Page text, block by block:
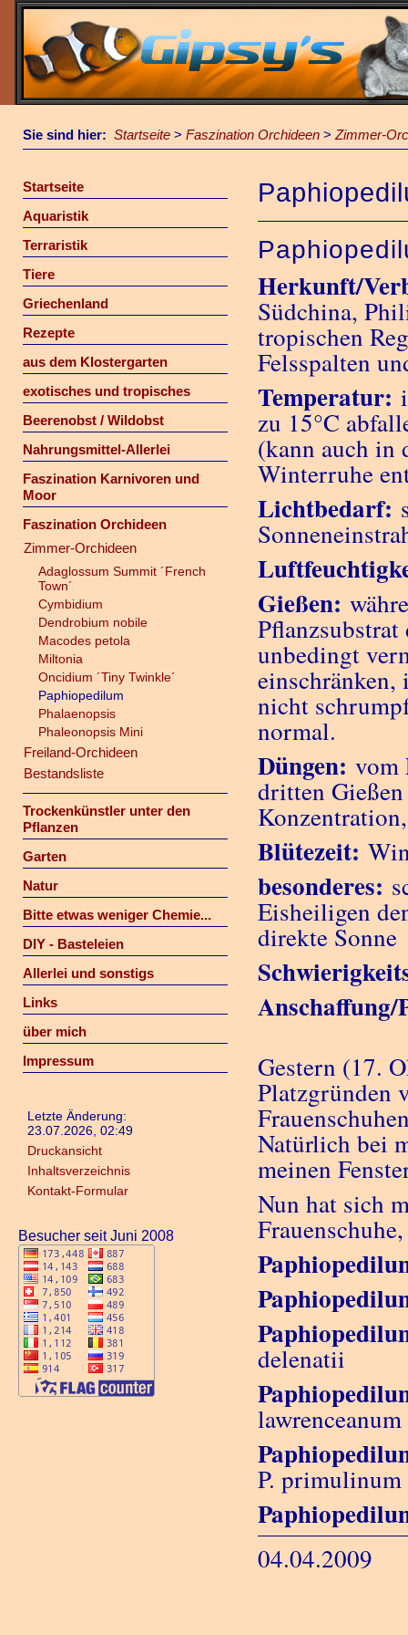
Sie sind hier: Startseite > Faszination Orchideen > Zimmer-
Startseite
Aquaristik
Terraristik
Tiere
Griechenland
Rezepte
aus dem Klostergarten
exotisches und tropisches
Beerenobst / Wildobst
Nahrungsmittel-Allerlei
Faszination Karnivoren und
Moor
Faszination Orchideen
Zimmer-Orchideen
Adaglossum Summit ´French
Town´
Cymbidium
Dendrobium nobile
Macodes petola
Miltonia
Oncidium ´Tiny Twinkle´
Paphiopedilum
Phalaenopsis
Phaleonopsis Mini
Freiland-Orchideen
Bestandsliste
Trockenkünstler unter den
Pflanzen
Garten
Natur
Bitte etwas weniger Chemie...
DIY - Basteleien
Allerlei und sonstigs
Links
über mich
Impressum
Letzte Änderung:
23.07.2026, 02:49
Druckansicht
Inhaltsverzeichnis
Kontakt-Formular
Besucher seit Juni 2008
Herkunft/
Südchina,
tropischen
Felsspalten
Temperatur:
zu 15°C
(kann auch in
Winterruhe
Lichtbedarf:
Gießen:
Pflanzsubstrat
unbedingt
nicht
normal.
Düngen: vom
dritten
Blütezeit:
besonderes:
Eisheiligen
direkte Sonne
Anschaffung/
Gestern (17.
Platzgründen
Natürlich bei
meinen
Nun hat sich
delenatii
lawrenceanum
P. primulinum
04.04.2009